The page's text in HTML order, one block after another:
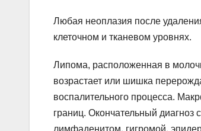
Любая неоплазия после
клеточном и тканевом уровнях.
Липома, расположенная в
возрастает или шишка
воспалительного процесса.
границ. Окончательный диагноз